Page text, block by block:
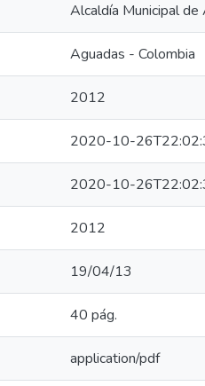
Alcaldía Municipal de
Aguadas - Colombia
2012
2020-10-
2020-10-
2012
19/04/13
40 pág.
application/pdf